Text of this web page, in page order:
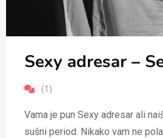
Sexy adresar –
(1)
Vama je pun Sexy adresar ali
sušni period. Nikako vam ne